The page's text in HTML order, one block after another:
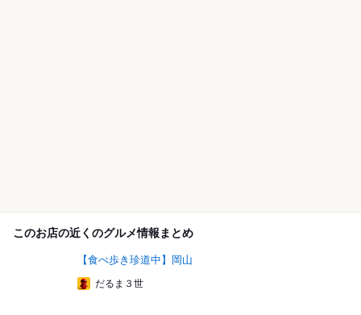
このお店の近くのグルメ情報まとめ
【食べ歩き珍道中】岡山
だるま３世